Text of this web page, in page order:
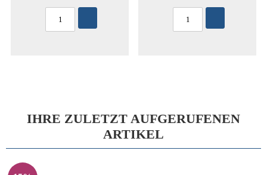
IHRE ZULETZT AUFGERUFENEN
ARTIKEL